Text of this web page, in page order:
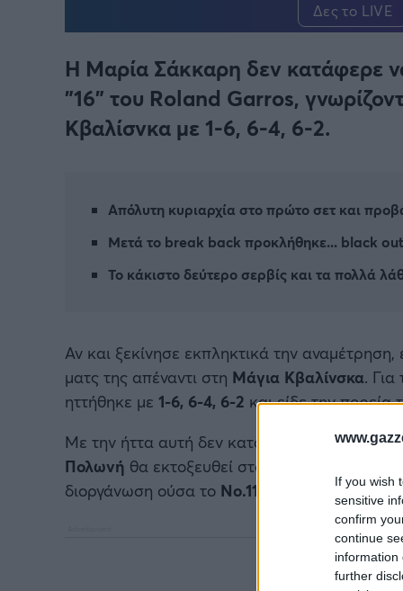
If you wish
sensitive
confirm
continue
information
further
Δες το LIVE
H Μαρία Σάκκαρη δεν κατάφερε να
"16" του Roland Garros,
Κβαλίσνκα με 1-6, 6-4, 6-2.
Απόλυτη κυριαρχία στο πρώτο σετ και
Μετά το break back προκλήθηκε... black out
Το κάκιστο δεύτερο σερβίς και τα πολλά
Αν και ξεκίνησε εκπληκτικά την
ματς της απέναντι στη Μάγια Κβαλίνσκα. Για
ηττήθηκε με 1-6, 6-4, 6-2 και είδε την
Με την ήττα αυτή δεν κατάφερε η
30χρονη
Πολωνή θα εκτοξευθεί στο
διοργάνωση ούσα το Νο.114 του κόσμου.